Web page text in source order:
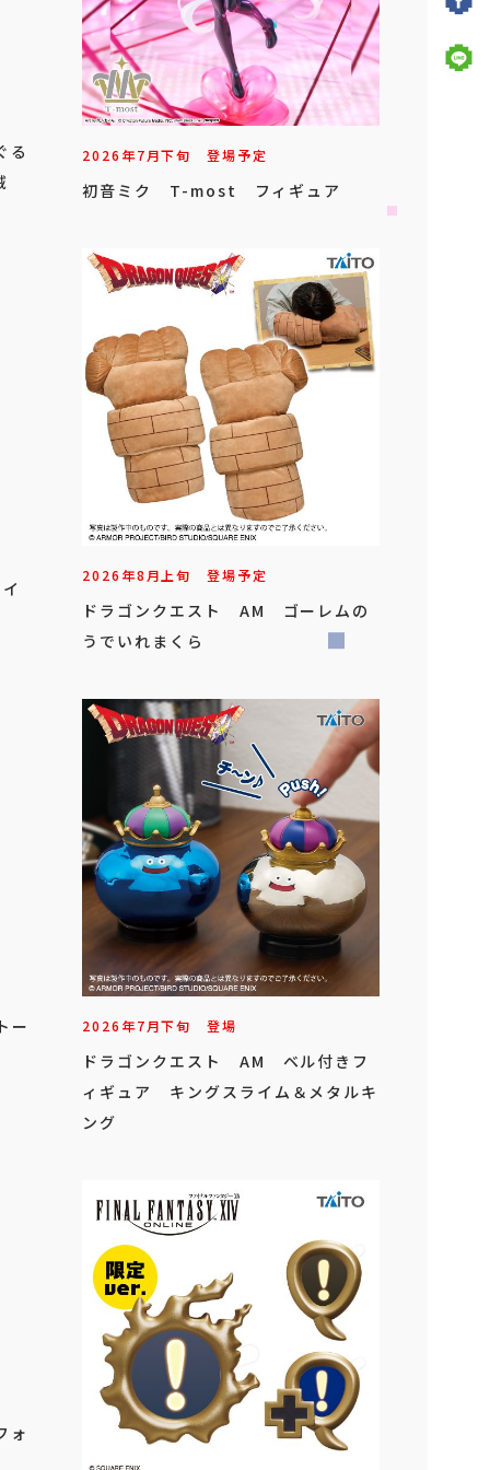
る
ー
ォ
2026年7月下旬 登場予定
初音ミク T-most フィギュア
2026年8月上旬 登場予定
ドラゴンクエスト AM ゴーレムの
うでいれまくら
2026年7月下旬 登場
ドラゴンクエスト AM ベル付きフ
ィギュア キングスライム＆メタルキ
ング